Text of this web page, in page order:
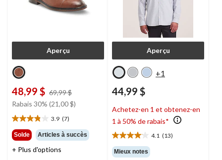
Aperçu
48,99 $ 69,99 $
était
Rabais 30% (21,00 $)
3.9 (7)
3.9
étoile(s)
sur
5.
Solde Articles à succès
+ Plus d'options
Aperçu
+1
44,99 $
Achetez-en 1 et obtenez-en
1 à 50% de rabais*
4.1 (13)
4.1
étoile(s)
Mieux notes